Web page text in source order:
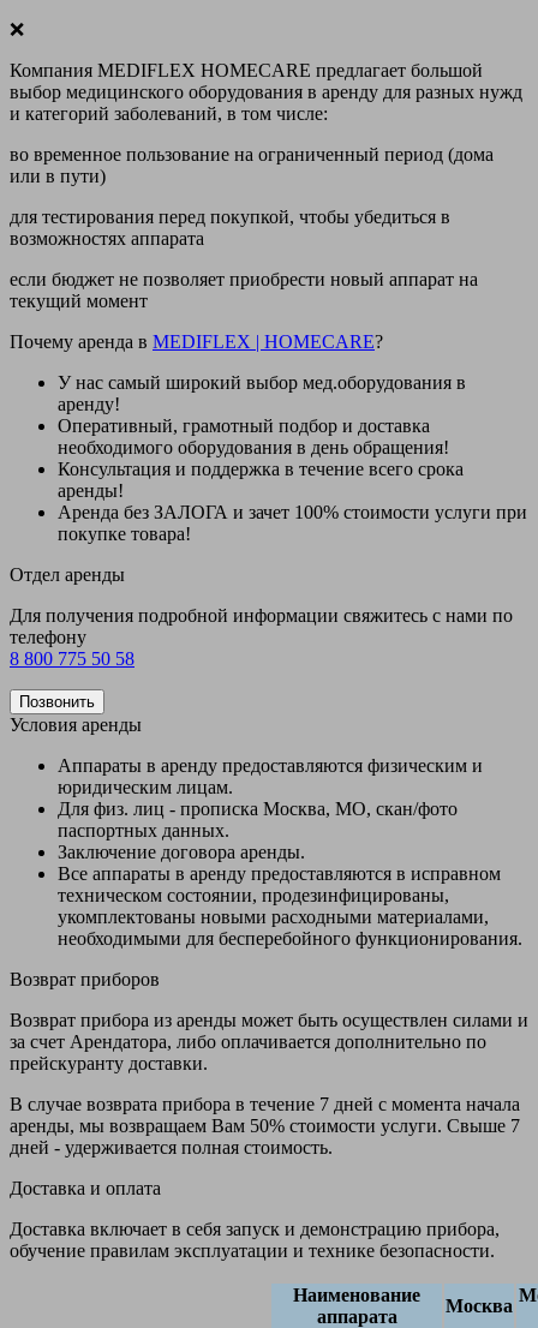
❌
Компания MEDIFLEX HOMECARE предлагает большой
выбор медицинского оборудования в аренду для разных нужд
и категорий заболеваний, в том числе:
во временное пользование на ограниченный период (дома
или в пути)
для тестирования перед покупкой, чтобы убедиться в
возможностях аппарата
если бюджет не позволяет приобрести новый аппарат на
текущий момент
Почему аренда в MEDIFLEX | HOMECARE?
У нас самый широкий выбор мед.оборудования в
аренду!
Оперативный, грамотный подбор и доставка
необходимого оборудования в день обращения!
Консультация и поддержка в течение всего срока
аренды!
Аренда без ЗАЛОГА и зачет 100% стоимости услуги при
покупке товара!
Отдел аренды
Для получения подробной информации свяжитесь с нами по
телефону
8 800 775 50 58
Позвонить
Условия аренды
Аппараты в аренду предоставляются физическим и
юридическим лицам.
Для физ. лиц - прописка Москва, МО, скан/фото
паспортных данных.
Заключение договора аренды.
Все аппараты в аренду предоставляются в исправном
техническом состоянии, продезинфицированы,
укомплектованы новыми расходными материалами,
необходимыми для бесперебойного функционирования.
Возврат приборов
Возврат прибора из аренды может быть осуществлен силами и
за счет Арендатора, либо оплачивается дополнительно по
прейскуранту доставки.
В случае возврата прибора в течение 7 дней с момента начала
аренды, мы возвращаем Вам 50% стоимости услуги. Свыше 7
дней - удерживается полная стоимость.
Доставка и оплата
Доставка включает в себя запуск и демонстрацию прибора,
обучение правилам эксплуатации и технике безопасности.
Наименование
аппарата
Москва